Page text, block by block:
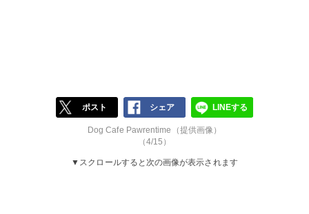
ポスト シェア LINEする
Dog Cafe Pawrentime（提供画像）
（4/15）
▼スクロールすると次の画像が表示されます